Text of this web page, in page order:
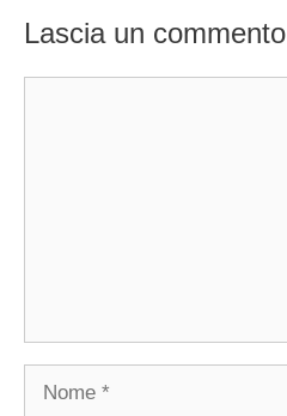
Lascia un commento
Nome